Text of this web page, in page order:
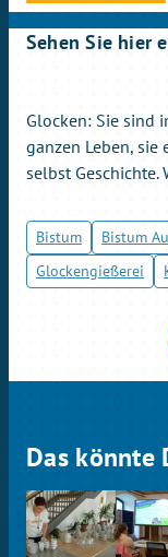
Sehen Sie hier
Glocken: Sie sind
ganzen Leben, sie
selbst
Bistum Bistum
Glockengießerei
Das könnte